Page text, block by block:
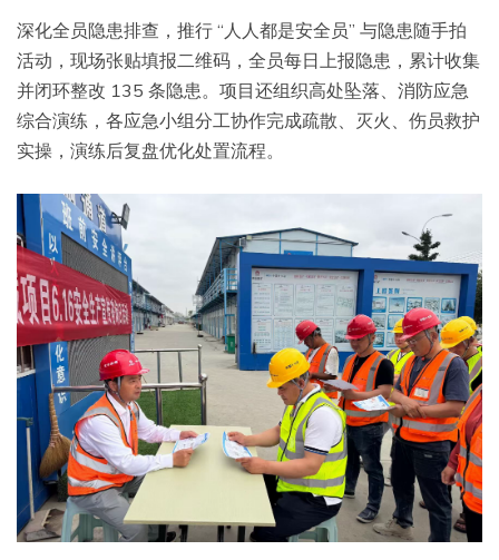
深化全员隐患排查，推行 “人人都是安全员” 与隐患随手拍
活动，现场张贴填报二维码，全员每日上报隐患，累计收集
并闭环整改 135 条隐患。项目还组织高处坠落、消防应急
综合演练，各应急小组分工协作完成疏散、灭火、伤员救护
实操，演练后复盘优化处置流程。